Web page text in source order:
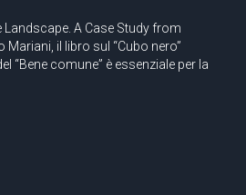
Landscape. A Case Study from
Mariani, il libro sul “Cubo nero”
“Bene comune” è essenziale per la